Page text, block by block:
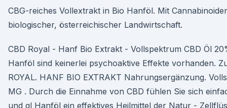
CBG-reiches Vollextrakt in Bio Hanföl. Mit
biologischer, österreichischer Landwirtschaft.
CBD Royal - Hanf Bio Extrakt - Vollspektrum CBD Öl
Hanföl sind keinerlei psychoaktive Effekte vorhanden.
ROYAL. HANF BIO EXTRAKT Nahrungsergänzung.
MG . Durch die Einnahme von CBD fühlen Sie sich
und gl Hanföl ein effektives Heilmittel der Natur -